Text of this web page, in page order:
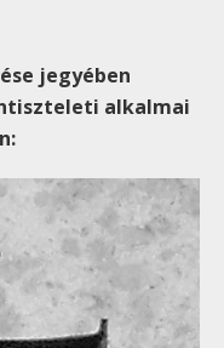
jegyében
alkalmai